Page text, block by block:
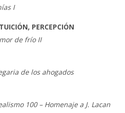
I
PERCEPCIÓN
de frío II
de los ahogados
100 – Homenaje a J. Lacan